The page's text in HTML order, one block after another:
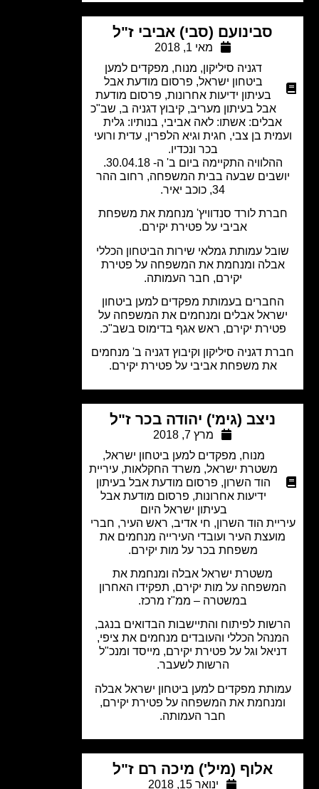
סבינועם (סבי) אביבי ז"ל
מאי 1, 2018
דגניה סיליקון, מנוח,מפקדים למען
ביטחון ישראל, פרסום מודעת אבל
בעיתון ידיעות אחרונות,פרסום מודעת
אבל בעיתון מעריב, קיבוץ דגניה ב ,שב"כ
אבלים: אשתו: לאה אביבי, בנותיו: גלית
בן צבי, חגית וגיא הלפרין, עדית ורועי
בכר ונכדיו.
ההלוויה התקיימה ביום ב' ה- 30.04.18.
שבעה בבית המשפחה, רחוב ההר
לורד סנדוויץ' מנחמת את משפחת
אביבי על פטירת יקירם.
עמותת גמלאי שירות הביטחון הכללי
ומנחמת את המשפחה על פטירת
יקירם, חבר העמותה.
בעמותת מפקדים למען ביטחון
אבלים ומנחמים את המשפחה על
יקירם, ראש אגף בדימוס בשב"כ.
דגניה סיליקון וקיבוץ דגניה ב' מנחמים
את משפחת אביבי על פטירת יקירם.
ניצב (גימ') יהודה בכר ז"ל
מרץ 7, 2018
מפקדים למען ביטחון ישראל,
משטרת ישראל, משרד החקלאות,עיריית
הוד השרון,פרסום מודעת אבל בעיתון
ידיעות אחרונות,פרסום מודעת אבל
בעיתון ישראל היום
הוד השרון, חי אדיב, ראש העיר, חברי
העיר ועובדי העירייה מנחמים את
משפחת בכר על מות יקירם.
משטרת ישראל אבלה ומנחמת את
על מות יקירם, תפקידו האחרון
במשטרה – ממ"ז מרכז.
לפיתוח והתיישבות הבדואים בנגב,
הכללי והעובדים מנחמים את ציפי,
וגל על פטירת יקירם, מייסד ומנכ"ל
הרשות לשעבר.
מפקדים למען ביטחון ישראל אבלה
את המשפחה על פטירת יקירם,
חבר העמותה.
אלוף (מיל') מיכה רם ז"ל
ינואר 15, 2018